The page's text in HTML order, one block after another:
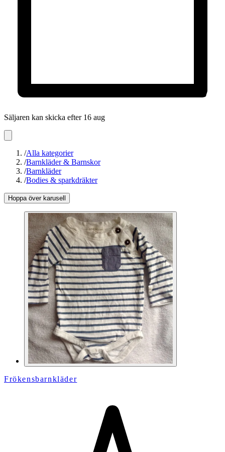
Säljaren kan skicka efter 16 aug
/Alla kategorier
/Barnkläder & Barnskor
/Barnkläder
/Bodies & sparkdräkter
Hoppa över karusell
Frökensbarnkläder